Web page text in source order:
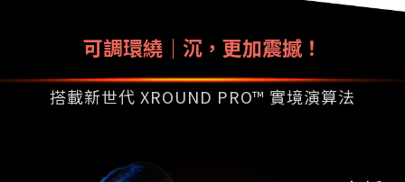
可調環繞｜沉，更加震撼！
搭載新世代 XROUND PRO™ 實境演算法